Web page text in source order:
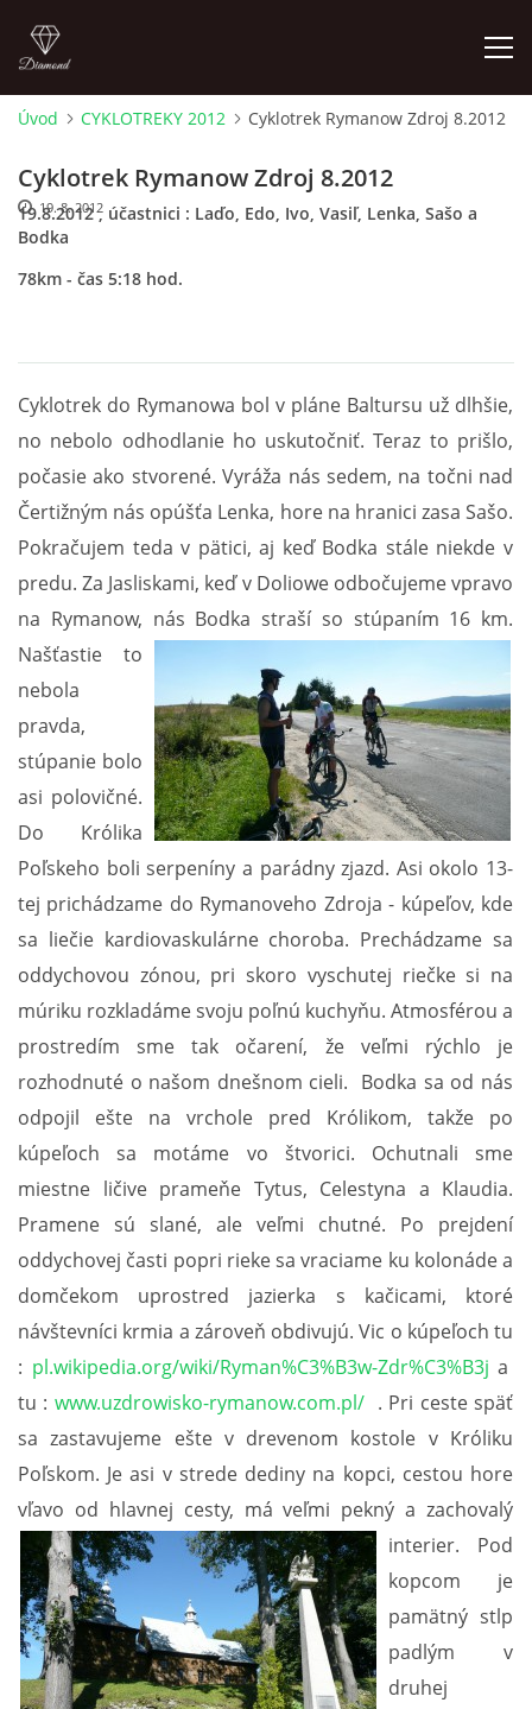
CYKLOTREKY 2026
CYKLOTREKY 2025
CYKLOTREKY 2024
CYKLOTREKY 2023
CYKLOTREKY 2022
CYKLOTREKY 2021
CYKLOTREKY 2020
CYKLOTREKY 2019
CYKLOTREKY 2018
CYKLOTREKY 2017
CYKLOTREKY 2016
CYKLOTREKY 2015
CYKLOTREKY 2014
CYKLOTREKY 2013
CYKLOTREKY 2012
CYKLOTREKY 2011
CYKLOTREKY 2010
CYKLOTREKY 2009
ZOZNAM ČLENOV O.Z.
CYKLOTREKY 2007-08
DOKLADY O.Z.
Úvod CYKLOTREKY 2012 Cyklotrek Rymanow Zdroj 8.2012
Cyklotrek Rymanow Zdroj 8.2012
19. 8. 2012
19.8.2012 , účastnici : Laďo, Edo, Ivo, Vasiľ, Lenka, Sašo a
Bodka
78km - čas 5:18 hod.
Cyklotrek do Rymanowa bol v pláne Baltursu už dlhšie,
no nebolo odhodlanie ho uskutočniť. Teraz to prišlo,
počasie ako stvorené. Vyráža nás sedem, na točni nad
Čertižným nás opúšťa Lenka, hore na hranici zasa Sašo.
Pokračujem teda v pätici, aj keď Bodka stále niekde v
predu. Za Jasliskami, keď v Doliowe odbočujeme vpravo
na Rymanow, nás Bodka straší so stúpaním 16 km.
Našťastie to
nebola
pravda,
stúpanie bolo
asi polovičné.
Do Królika
Poľskeho boli serpeníny a parádny zjazd. Asi okolo 13-
tej prichádzame do Rymanoveho Zdroja - kúpeľov, kde
sa liečie kardiovaskulárne choroba. Prechádzame sa
oddychovou zónou, pri skoro vyschutej riečke si na
múriku rozkladáme svoju poľnú kuchyňu. Atmosférou a
prostredím sme tak očarení, že veľmi rýchlo je
rozhodnuté o našom dnešnom cieli. Bodka sa od nás
odpojil ešte na vrchole pred Królikom, takže po
kúpeľoch sa motáme vo štvorici. Ochutnali sme
miestne ličive prameňe Tytus, Celestyna a Klaudia.
Pramene sú slané, ale veľmi chutné. Po prejdení
oddychovej časti popri rieke sa vraciame ku kolonáde a
domčekom uprostred jazierka s kačicami, ktoré
návštevníci krmia a zároveň obdivujú. Vic o kúpeľoch tu
: pl.wikipedia.org/wiki/Ryman%C3%B3w-Zdr%C3%B3j a
tu : www.uzdrowisko-rymanow.com.pl/. Pri ceste späť
sa zastavujeme ešte v drevenom kostole v Króliku
Poľskom. Je asi v strede dediny na kopci, cestou hore
vľavo od hlavnej cesty, má veľmi pekný a zachovalý
interier. Pod
kopcom je
pamätný stlp
padlým v
druhej